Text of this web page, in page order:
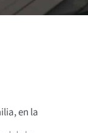
en la